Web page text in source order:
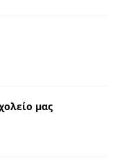
μας